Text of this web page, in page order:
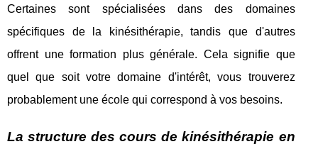
Certaines sont spécialisées dans des domaines
spécifiques de la kinésithérapie, tandis que d'autres
offrent une formation plus générale. Cela signifie que
quel que soit votre domaine d'intérêt, vous trouverez
probablement une école qui correspond à vos besoins.
La structure des cours de kinésithérapie en